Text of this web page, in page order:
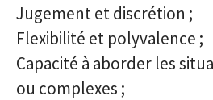
Jugement et discrétion ;
Flexibilité et polyvalence ;
Capacité à aborder les
ou complexes ;